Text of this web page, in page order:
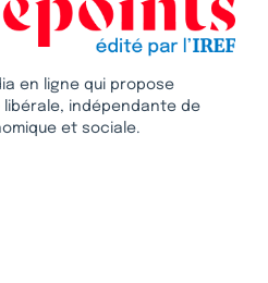
en ligne qui propose
indépendante de
et sociale.